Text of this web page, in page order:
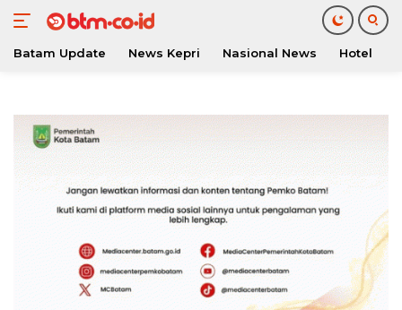
konten
Batam Update News Kepri Nasional News Hotel